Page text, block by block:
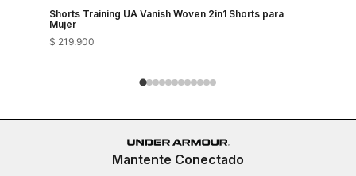
Shorts Training UA Vanish Woven 2in1 Shorts para
Mujer
$ 219.900
Mantente Conectado